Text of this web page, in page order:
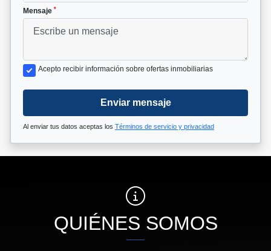
Mensaje *
Acepto recibir información sobre ofertas inmobiliarias
Enviar mensaje
Al enviar tus datos aceptas los Términos de servicio y privacidad
QUIÉNES SOMOS